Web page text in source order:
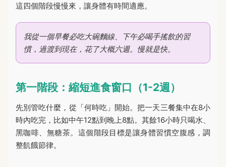
這四個階段慢慢來，讓身體有時間適應。
我從一個早餐必吃大碗麵線、下午必喝手搖飲的習
慣，過渡到現在，花了大概六週。慢就是快。
第一階段：縮短進食窗口（1-2週）
先別管吃什麼，從「何時吃」開始。把一天三餐集中在8小
時內吃完，比如中午12點到晚上8點。其餘16小時只喝水、
黑咖啡、無糖茶。這個階段目標是讓身體習慣空腹感，調
整飢餓節律。